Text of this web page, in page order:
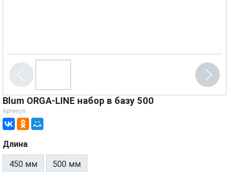
Blum ORGA-LINE набор в базу 500
Артикул
Длина
450 мм 500 мм